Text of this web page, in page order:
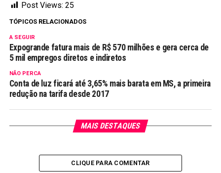
Post Views: 25
TÓPICOS RELACIONADOS
A SEGUIR
Expogrande fatura mais de R$ 570 milhões e gera cerca de
5 mil empregos diretos e indiretos
NÃO PERCA
Conta de luz ficará até 3,65% mais barata em MS, a primeira
redução na tarifa desde 2017
MAIS DESTAQUES
CLIQUE PARA COMENTAR